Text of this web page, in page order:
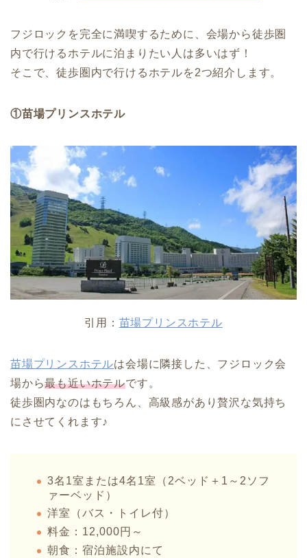
フジロックを完全に満喫するために、会場から徒歩圏
内で行けるホテルに泊まりたい人は多いはず！
そこで、徒歩圏内で行けるホテルを2つ紹介します。
①苗場プリンスホテル
引用： 苗場プリンスホテル
苗場プリンスホテルは会場に隣接した、フジロック会
場から最も近いホテルです。
徒歩圏内なのはもちろん、高級感があり贅沢な気持ち
にさせてくれます♪
3名1室または4名1室（2ベッド＋1～2ソフ
ァーベッド）
洋室（バス・トイレ付）
料金：12,000円～
朝食：宿泊施設内にて